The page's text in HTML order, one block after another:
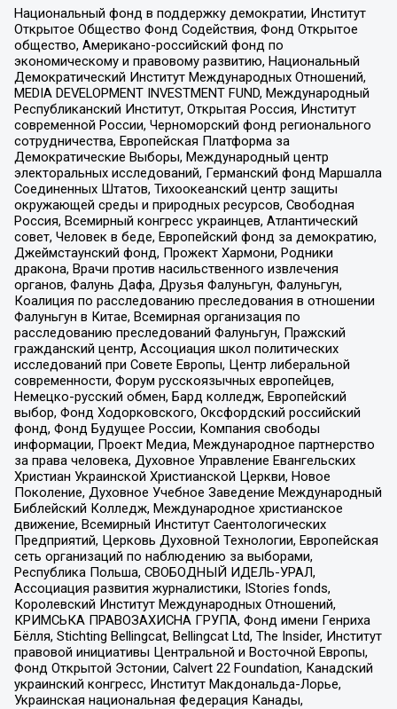
Национальный фонд в поддержку демократии, Институт
Открытое Общество Фонд Содействия, Фонд Открытое
общество, Американо-российский фонд по
экономическому и правовому развитию, Национальный
Демократический Институт Международных Отношений,
MEDIA DEVELOPMENT INVESTMENT FUND, Международный
Республиканский Институт, Открытая Россия, Институт
современной России, Черноморский фонд регионального
сотрудничества, Европейская Платформа за
Демократические Выборы, Международный центр
электоральных исследований, Германский фонд Маршалла
Соединенных Штатов, Тихоокеанский центр защиты
окружающей среды и природных ресурсов, Свободная
Россия, Всемирный конгресс украинцев, Атлантический
совет, Человек в беде, Европейский фонд за демократию,
Джеймстаунский фонд, Прожект Хармони, Родники
дракона, Врачи против насильственного извлечения
органов, Фалунь Дафа, Друзья Фалуньгун, Фалуньгун,
Коалиция по расследованию преследования в отношении
Фалуньгун в Китае, Всемирная организация по
расследованию преследований Фалуньгун, Пражский
гражданский центр, Ассоциация школ политических
исследований при Совете Европы, Центр либеральной
современности, Форум русскоязычных европейцев,
Немецко-русский обмен, Бард колледж, Европейский
выбор, Фонд Ходорковского, Оксфордский российский
фонд, Фонд Будущее России, Компания свободы
информации, Проект Медиа, Международное партнерство
за права человека, Духовное Управление Евангельских
Христиан Украинской Христианской Церкви, Новое
Поколение, Духовное Учебное Заведение Международный
Библейский Колледж, Международное христианское
движение, Всемирный Институт Саентологических
Предприятий, Церковь Духовной Технологии, Европейская
сеть организаций по наблюдению за выборами,
Республика Польша, СВОБОДНЫЙ ИДЕЛЬ-УРАЛ,
Ассоциация развития журналистики, IStories fonds,
Королевский Институт Международных Отношений,
КРИМСЬКА ПРАВОЗАХИСНА ГРУПА, Фонд имени Генриха
Бёлля, Stichting Bellingcat, Bellingcat Ltd, The Insider, Институт
правовой инициативы Центральной и Восточной Европы,
Фонд Открытой Эстонии, Calvert 22 Foundation, Канадский
украинский конгресс, Институт Макдональда-Лорье,
Украинская национальная федерация Канады,